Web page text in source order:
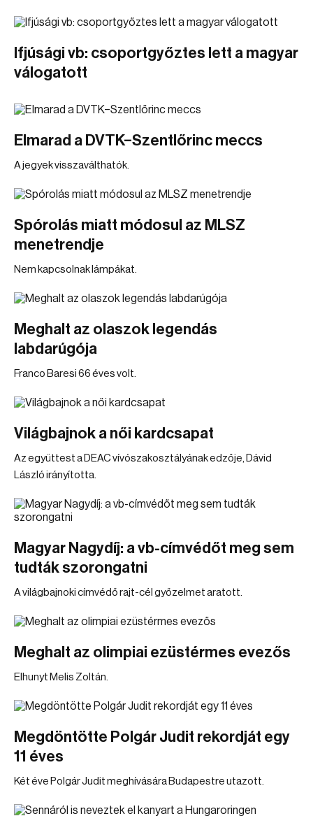
Ifjúsági vb: csoportgyőztes lett a magyar
válogatott
Elmarad a DVTK–Szentlőrinc meccs
A jegyek visszaválthatók.
Spórolás miatt módosul az MLSZ
menetrendje
Nem kapcsolnak lámpákat.
Meghalt az olaszok legendás
labdarúgója
Franco Baresi 66 éves volt.
Világbajnok a női kardcsapat
Az együttest a DEAC vívószakosztályának edzője, Dávid
László irányította.
Magyar Nagydíj: a vb-címvédőt meg sem
tudták szorongatni
A világbajnoki címvédő rajt-cél győzelmet aratott.
Meghalt az olimpiai ezüstérmes evezős
Elhunyt Melis Zoltán.
Megdöntötte Polgár Judit rekordját egy
11 éves
Két éve Polgár Judit meghívására Budapestre utazott.